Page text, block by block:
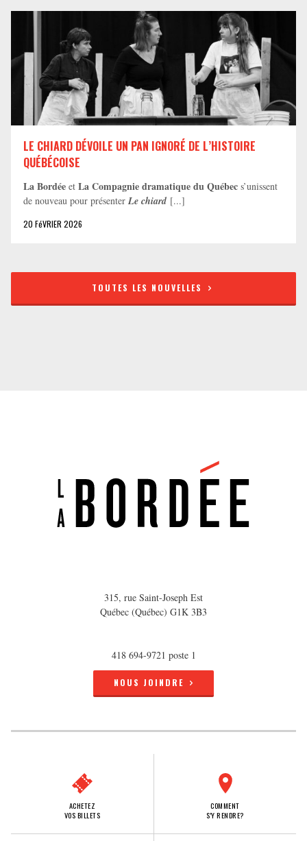
LE CHIARD DÉVOILE UN PAN IGNORÉ DE L’HISTOIRE
QUÉBÉCOISE
La Bordée et La Compagnie dramatique du Québec s’unissent
de nouveau pour présenter Le chiard [...]
20 FéVRIER 2026
TOUTES LES NOUVELLES
315, rue Saint-Joseph Est
Québec (Québec) G1K 3B3
418 694-9721 poste 1
NOUS JOINDRE
ACHETEZ
VOS BILLETS
COMMENT
S'Y RENDRE?